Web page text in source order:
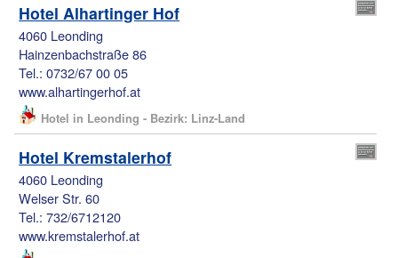
Hotel Alhartinger Hof
4060 Leonding
Hainzenbachstraße 86
Tel.: 0732/67 00 05
www.alhartingerhof.at
Hotel in Leonding - Bezirk: Linz-Land
Hotel Kremstalerhof
4060 Leonding
Welser Str. 60
Tel.: 732/6712120
www.kremstalerhof.at